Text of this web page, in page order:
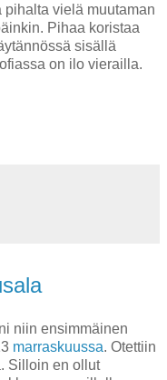
vielä muutaman
Pihaa koristaa
sisällä
on ilo vierailla.
niin ensimmäinen
marraskuussa. Otettiin
Silloin en ollut